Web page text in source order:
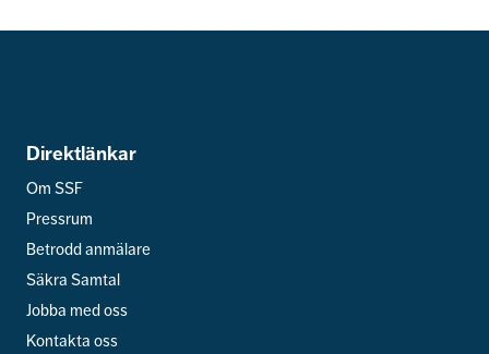
i enlighet med SSF integritetspolicy.
Direktlänkar
Om SSF
Pressrum
Betrodd anmälare
Säkra Samtal
Jobba med oss
Kontakta oss